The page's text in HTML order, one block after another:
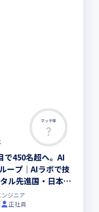
マッチ率
で450名超へ。AI
ープ｜AIラボで技
ル先進国・日本を
ジニア
正社員